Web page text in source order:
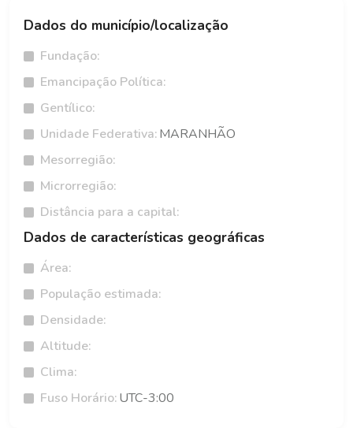
Dados do município/localização
Fundação:
Emancipação Política:
Gentílico:
Unidade Federativa:MARANHÃO
Mesorregião:
Microrregião:
Distância para a capital:
Dados de características geográficas
Área:
População estimada:
Densidade:
Altitude:
Clima:
Fuso Horário:UTC-3:00